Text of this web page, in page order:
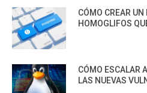
CÓMO CREAR
HOMOGLIFOS
CÓMO ESCALAR
LAS NUEVAS